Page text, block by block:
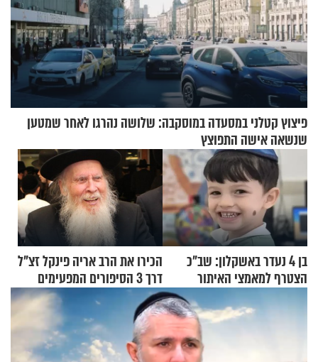
פיצוץ קטלני במסעדה במוסקבה: שלושה נהרגו לאחר שמטען
שנשאה אישה התפוצץ
בן 4 נעדר באשקלון: שב"כ
הצטרף למאמצי האיתור
הכירו את הרב אריה פינקל זצ"ל
דרך 3 הסיפורים המפעימים
האלה